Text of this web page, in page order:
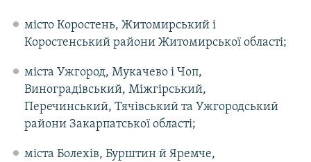
місто Коростень, Житомирський і
Коростенський райони Житомирської області;
міста Ужгород, Мукачево і Чоп,
Виноградівський, Міжгірський,
Перечинський, Тячівський та Ужгородський
райони Закарпатської області;
міста Болехів, Бурштин й Яремче,